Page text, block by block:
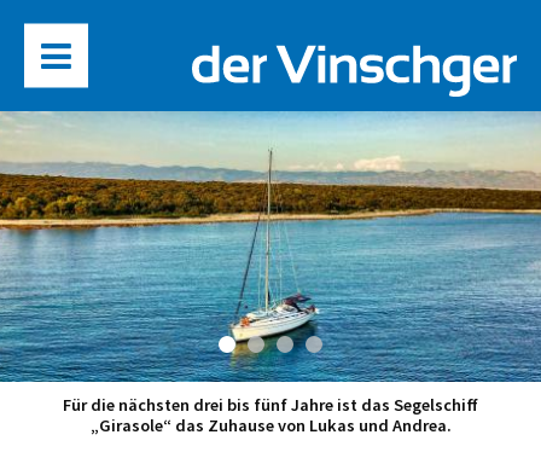
Für die nächsten drei bis fünf Jahre ist das Segelschiff
„Girasole“ das Zuhause von Lukas und Andrea.